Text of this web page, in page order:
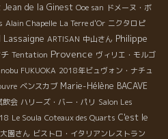
Jean de la Ginest Ooe san ドメーヌ・ボ
Alain Chapelle La Terre d'Or ニクタロピ
Lassaigne ARTISAN 中山さん Philippe
Tentation Provence ヴィリエ・モルゴ
FUKUOKA 2018年ビュヴォン・ナチュ
ベンスカブ Marie-Hélène BACAVE
飲会 ハリーズ・バー・パリ Salon Les
Le Soula Coteaux des Quarts C'est le
大園さん ビストロ・イタリアンレストラン